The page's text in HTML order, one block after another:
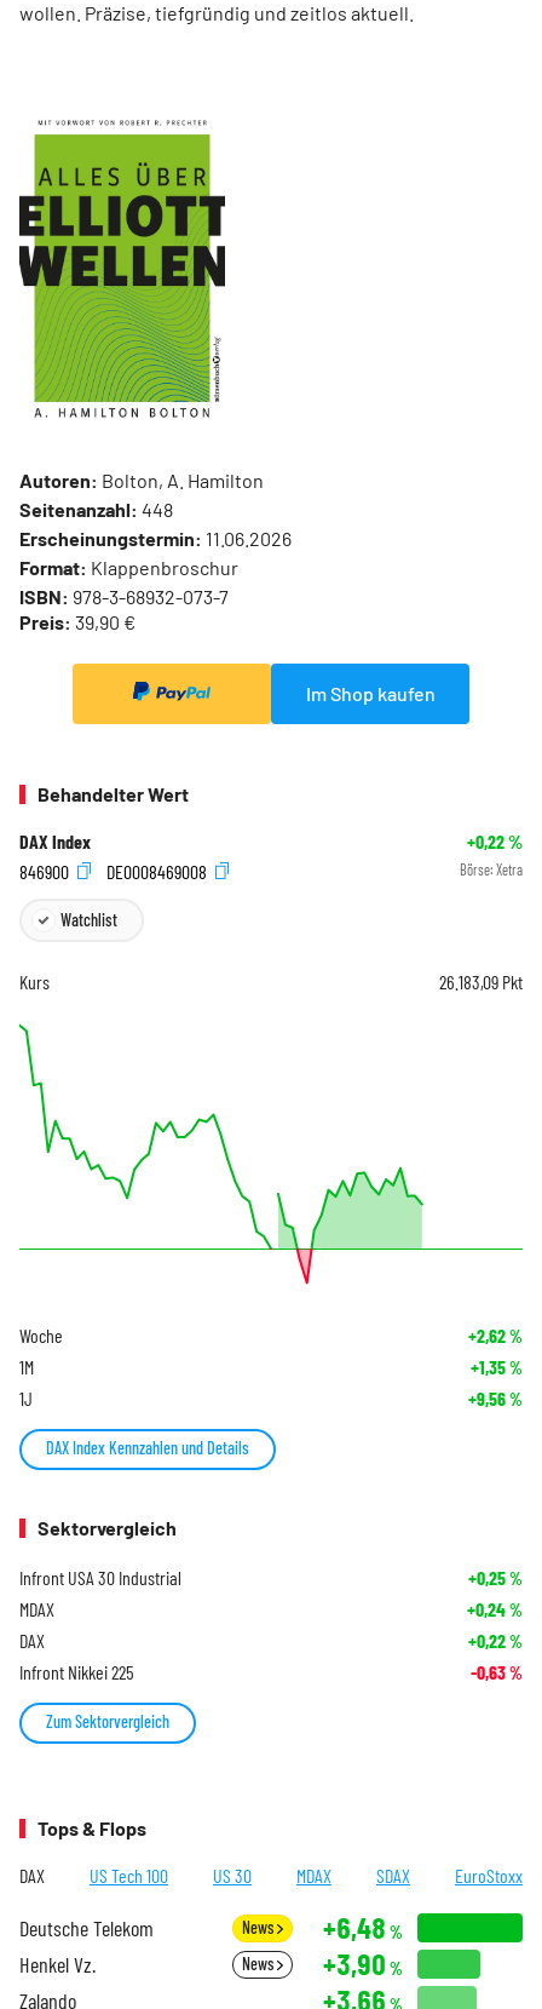
wollen. Präzise, tiefgründig und zeitlos aktuell.
Autoren: Bolton, A. Hamilton
Seitenanzahl: 448
Erscheinungstermin: 11.06.2026
Format: Klappenbroschur
ISBN: 978-3-68932-073-7
Preis: 39,90 €
Im Shop kaufen
Behandelter Wert
DAX Index +0,22%
846900
DE0008469008 Börse: Xetra
Watchlist
Kurs 26.183,09 Pkt
Woche +2,62%
1M +1,35%
1J +9,56%
DAX Index Kennzahlen und Details
Sektorvergleich
Infront USA 30 Industrial +0,25%
MDAX +0,24%
DAX +0,22%
Infront Nikkei 225 -0,63%
Zum Sektorvergleich
Tops & Flops
DAX US Tech 100 US 30 MDAX SDAX EuroStoxx
Deutsche Telekom News +6,48 %
Henkel Vz. News +3,90 %
Zalando +3,66